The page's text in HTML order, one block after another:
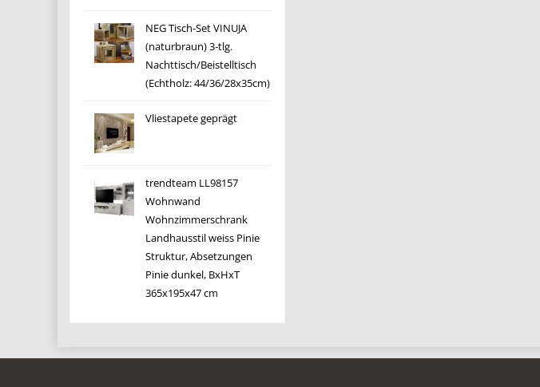
NEG Tisch-Set VINUJA
(naturbraun) 3-tlg.
Nachttisch/Beistelltisch
(Echtholz: 44/36/28x35cm)
Vliestapete geprägt
trendteam LL98157
Wohnwand
Wohnzimmerschrank
Landhausstil weiss Pinie
Struktur, Absetzungen
Pinie dunkel, BxHxT
365x195x47 cm